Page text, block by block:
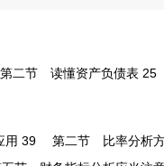
二节 读懂资产负债表 25
39 第二节 比率分析方